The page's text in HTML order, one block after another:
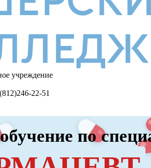
учреждение
22-51
по